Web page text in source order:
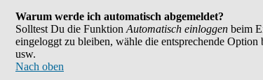
Warum werde ich automatisch abgemeldet?
Solltest Du die Funktion Automatisch einloggen beim
eingeloggt zu bleiben, wähle die entsprechende
usw.
Nach oben